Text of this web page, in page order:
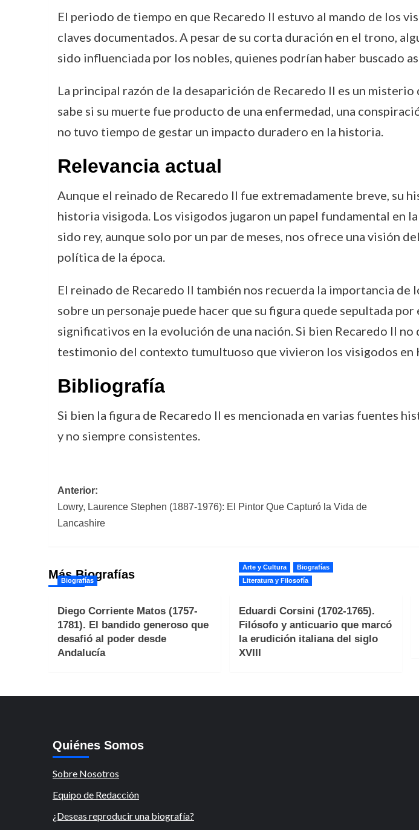
El periodo de tiempo en que Recaredo II estuvo al mando de los
claves documentados. A pesar de su corta duración en el trono,
sido influenciada por los nobles, quienes podrían haber buscado
La principal razón de la desaparición de Recaredo II es un
sabe si su muerte fue producto de una enfermedad, una
no tuvo tiempo de gestar un impacto duradero en la historia.
Relevancia actual
Aunque el reinado de Recaredo II fue extremadamente breve, su
historia visigoda. Los visigodos jugaron un papel fundamental en
sido rey, aunque solo por un par de meses, nos ofrece una visión
política de la época.
El reinado de Recaredo II también nos recuerda la importancia
sobre un personaje puede hacer que su figura quede sepultada
significativos en la evolución de una nación. Si bien Recaredo II
testimonio del contexto tumultuoso que vivieron los visigodos
Bibliografía
Si bien la figura de Recaredo II es mencionada en varias fuentes
y no siempre consistentes.
Navegación
de
Anterior:
Lowry, Laurence Stephen (1887-1976): El Pintor Que Capturó la Vida de
Lancashire
Más Biografías
Biografías
Diego Corriente Matos (1757-
1781). El bandido generoso que
desafió al poder desde
Andalucía
Arte y Cultura
Biografías
Literatura y Filosofía
Eduardi Corsini (1702-1765).
Filósofo y anticuario que marcó
la erudición italiana del siglo
XVIII
Quiénes Somos
Sobre Nosotros
Equipo de Redacción
¿Deseas reproducir una biografía?